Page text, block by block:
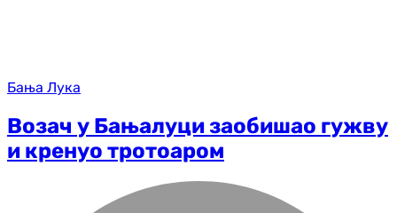
Бања Лука
Возач у Бањалуци заобишао гужву
и кренуо тротоаром